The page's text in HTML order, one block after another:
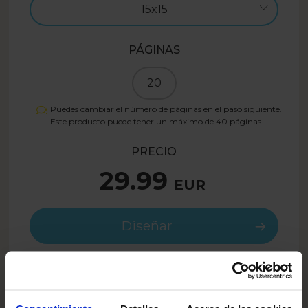
15x15
PÁGINAS
20
Puedes cambiar el número de páginas en el paso siguiente.
Este producto puede tener un máximo de 40 páginas.
PRECIO
29.99 EUR
Diseñar